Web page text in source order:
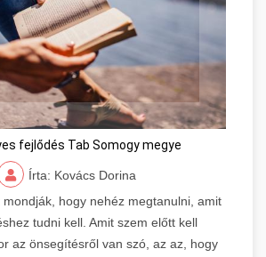
fejlődés Tab Somogy megye
Írta: Kovács Dorina
hogy nehéz megtanulni, amit
tudni kell. Amit szem előtt kell
az önsegítésről van szó, az az, hogy